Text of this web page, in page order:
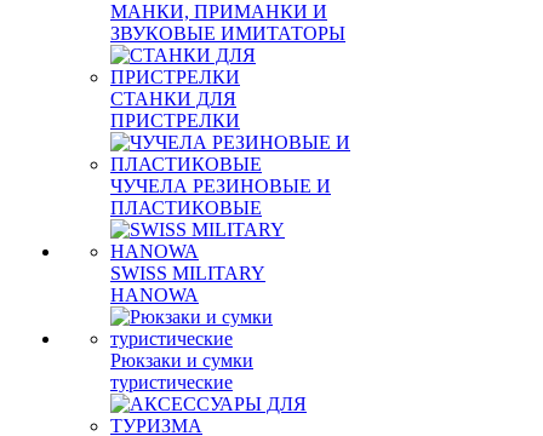
МАНКИ, ПРИМАНКИ И
ЗВУКОВЫЕ ИМИТАТОРЫ
СТАНКИ ДЛЯ
ПРИСТРЕЛКИ
ЧУЧЕЛА РЕЗИНОВЫЕ И
ПЛАСТИКОВЫЕ
SWISS MILITARY
HANOWA
Рюкзаки и сумки
туристические